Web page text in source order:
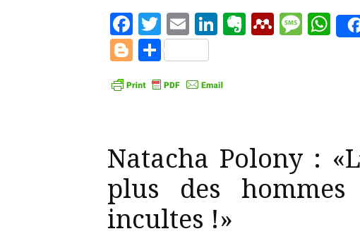
Facebook
Twitter
EmailLinkedIn
Evernote
Blogger
Partager
Natacha Polony :
plus des
incultes !»